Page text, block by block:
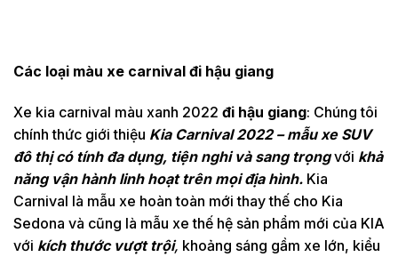
Các loại màu xe carnival đi hậu giang
Xe kia carnival màu xanh 2022 đi hậu giang: Chúng tôi
chính thức giới thiệu Kia Carnival 2022 – mẫu xe SUV
đô thị có tính đa dụng, tiện nghi và sang trọngvới khả
năng vận hành linh hoạt trên mọi địa hình. Kia
Carnival là mẫu xe hoàn toàn mới thay thế cho Kia
Sedona và cũng là mẫu xe thế hệ sản phẩm mới của KIA
với kích thước vượt trội, khoảng sáng gầm xe lớn, kiểu